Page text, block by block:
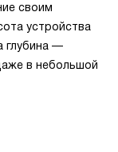
своим
устройства
глубина —
в небольшой